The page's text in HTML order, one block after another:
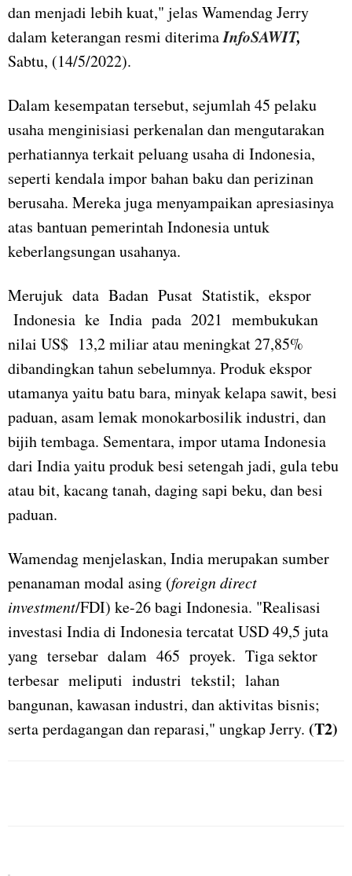
dan menjadi lebih kuat," jelas Wamendag Jerry
dalam keterangan resmi diterimaInfoSAWIT,
Sabtu, (14/5/2022).
Dalam kesempatan tersebut, sejumlah 45 pelaku
usaha menginisiasi perkenalan dan mengutarakan
perhatiannya terkait peluang usaha di Indonesia,
seperti kendala impor bahan baku dan perizinan
berusaha. Mereka juga menyampaikan apresiasinya
atas bantuan pemerintah Indonesia untuk
keberlangsungan usahanya.
Merujuk data Badan Pusat Statistik, ekspor
Indonesia ke India pada 2021 membukukan
nilai US$ 13,2 miliar atau meningkat 27,85%
dibandingkan tahun sebelumnya. Produk ekspor
utamanya yaitu batu bara, minyak kelapa sawit, besi
paduan, asam lemak monokarbosilik industri, dan
bijih tembaga. Sementara, impor utama Indonesia
dari India yaitu produk besi setengah jadi, gula tebu
atau bit, kacang tanah, daging sapi beku, dan besi
paduan.
Wamendag menjelaskan, India merupakan sumber
penanaman modal asing (foreign direct
investment/FDI) ke-26 bagi Indonesia. "Realisasi
investasi India di Indonesia tercatat USD 49,5 juta
yang tersebar dalam 465 proyek. Tiga sektor
terbesar meliputi industri tekstil; lahan
bangunan, kawasan industri, dan aktivitas bisnis;
serta perdagangan dan reparasi," ungkap Jerry. (T2)